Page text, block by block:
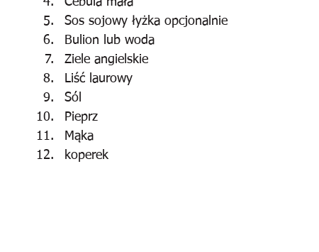
Sos sojowy łyżka opcjonalnie
Bulion lub woda
Ziele angielskie
Liść laurowy
Sól
Pieprz
Mąka
koperek